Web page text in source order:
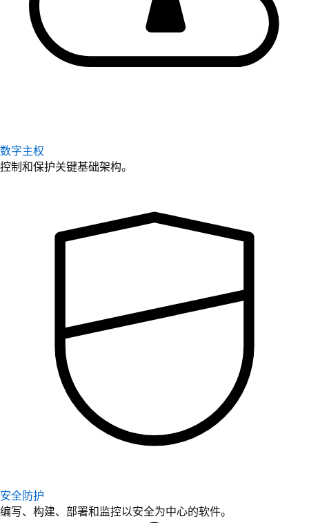
数字主权
控制和保护关键基础架构。
安全防护
编写、构建、部署和监控以安全为中心的软件。